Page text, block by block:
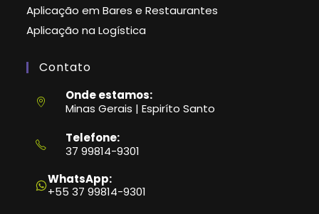
Aplicação em Bares e Restaurantes
Aplicação na Logística
Contato
Onde estamos:
Minas Gerais | Espiríto Santo
Telefone:
37 99814-9301
em
seu
aplicativo
WhatsApp:
+55 37 99814-9301